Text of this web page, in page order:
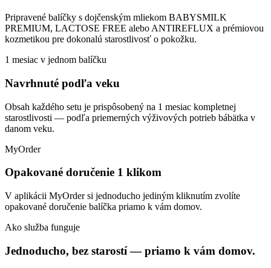
Pripravené balíčky s dojčenským mliekom BABYSMILK
PREMIUM, LACTOSE FREE alebo ANTIREFLUX a prémiovou
kozmetikou pre dokonalú starostlivosť o pokožku.
1 mesiac v jednom balíčku
Navrhnuté podľa veku
Obsah každého setu je prispôsobený na 1 mesiac kompletnej
starostlivosti — podľa priemerných výživových potrieb bábätka v
danom veku.
MyOrder
Opakované doručenie 1 klikom
V aplikácii MyOrder si jednoducho jediným kliknutím zvolíte
opakované doručenie balíčka priamo k vám domov.
Ako služba funguje
Jednoducho, bez starostí — priamo k vám domov.